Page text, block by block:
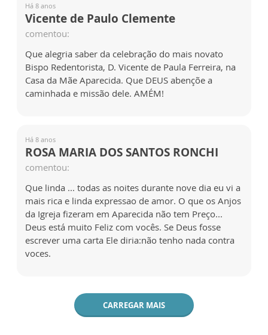
Há 8 anos
Vicente de Paulo Clemente
comentou:
Que alegria saber da celebração do mais novato
Bispo Redentorista, D. Vicente de Paula Ferreira, na
Casa da Mãe Aparecida. Que DEUS abençõe a
caminhada e missão dele. AMÉM!
Há 8 anos
ROSA MARIA DOS SANTOS RONCHI
comentou:
Que linda ... todas as noites durante nove dia eu vi a
mais rica e linda expressao de amor. O que os Anjos
da Igreja fizeram em Aparecida não tem Preço...
Deus está muito Feliz com vocês. Se Deus fosse
escrever uma carta Ele diria:não tenho nada contra
voces.
CARREGAR MAIS